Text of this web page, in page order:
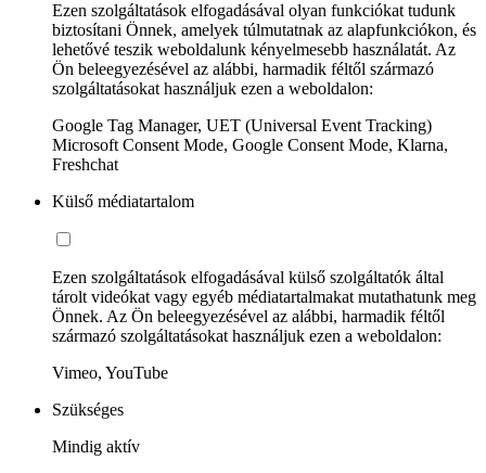
Ezen szolgáltatások elfogadásával olyan funkciókat tudunk
biztosítani Önnek, amelyek túlmutatnak az alapfunkciókon, és
lehetővé teszik weboldalunk kényelmesebb használatát. Az
Ön beleegyezésével az alábbi, harmadik féltől származó
szolgáltatásokat használjuk ezen a weboldalon:
Google Tag Manager, UET (Universal Event Tracking)
Microsoft Consent Mode, Google Consent Mode, Klarna,
Freshchat
Külső médiatartalom
Ezen szolgáltatások elfogadásával külső szolgáltatók által
tárolt videókat vagy egyéb médiatartalmakat mutathatunk meg
Önnek. Az Ön beleegyezésével az alábbi, harmadik féltől
származó szolgáltatásokat használjuk ezen a weboldalon:
Vimeo, YouTube
Szükséges
Mindig aktív